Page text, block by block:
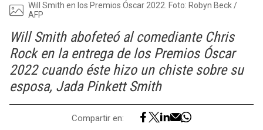
Will Smith en los Premios Óscar 2022. Foto: Robyn Beck /
AFP
Will Smith abofeteó al comediante Chris
Rock en la entrega de los Premios Óscar
2022 cuando éste hizo un chiste sobre su
esposa, Jada Pinkett Smith
Compartir en: